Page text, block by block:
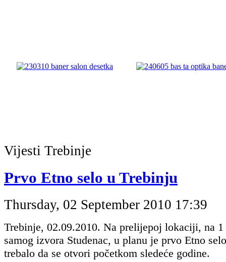
Vijesti Trebinje
Prvo Etno selo u Trebinju
Thursday, 02 September 2010 17:39
Trebinje, 02.09.2010. Na prelijepoj lokaciji, na 1
samog izvora Studenac, u planu je prvo Etno
trebalo da se otvori početkom sledeće godine.